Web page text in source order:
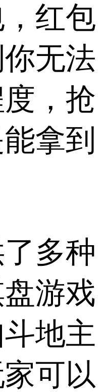
红包
无法
，抢
拿到
多种
游戏
地主
可以